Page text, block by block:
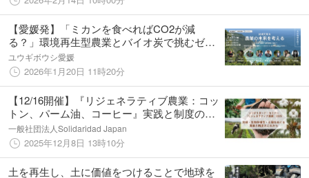
【愛媛発】「ミカンを食べればCO2が減
る？」環境再生型農業とバイオ炭で挑むゼロ
カーボンへの挑戦。シンポジウム「持続可能
な農業の未来を考える」2/21開催
ユウギボウシ愛媛
2026年1月20日 11時20分
【12/16開催】『リジェネラティブ農業：コッ
トン、パーム油、コーヒー』実践と制度の最
新動向 無料セミナー
一般社団法人Solidaridad Japan
2025年12月8日 13時10分
土を再生し、土に価値をつけることで地球を